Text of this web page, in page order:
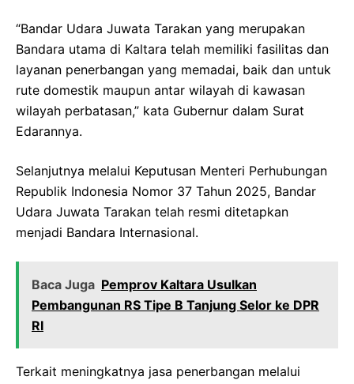
“Bandar Udara Juwata Tarakan yang merupakan
Bandara utama di Kaltara telah memiliki fasilitas dan
layanan penerbangan yang memadai, baik dan untuk
rute domestik maupun antar wilayah di kawasan
wilayah perbatasan,” kata Gubernur dalam Surat
Edarannya.
Selanjutnya melalui Keputusan Menteri Perhubungan
Republik Indonesia Nomor 37 Tahun 2025, Bandar
Udara Juwata Tarakan telah resmi ditetapkan
menjadi Bandara Internasional.
Baca Juga Pemprov Kaltara Usulkan
Pembangunan RS Tipe B Tanjung Selor ke DPR
RI
Terkait meningkatnya jasa penerbangan melalui